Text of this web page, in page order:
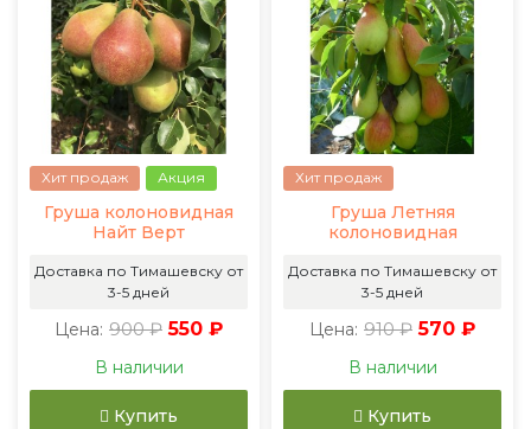
Хит продаж Акция
Груша колоновидная
Найт Верт
Доставка по Тимашевску от
3-5 дней
Цена: 900 ₽ 550 ₽
В наличии
Купить
Хит продаж
Груша Летняя
колоновидная
Доставка по Тимашевску от
3-5 дней
Цена: 910 ₽ 570 ₽
В наличии
Купить